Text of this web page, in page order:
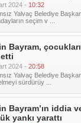
2024 - 10:32
Yalvaç Belediye
seçim v ...
Bayram,
2024 - 20:58
Yalvaç Belediye
sürdürüy ...
Bayram’ın iddia
yankı yarattı